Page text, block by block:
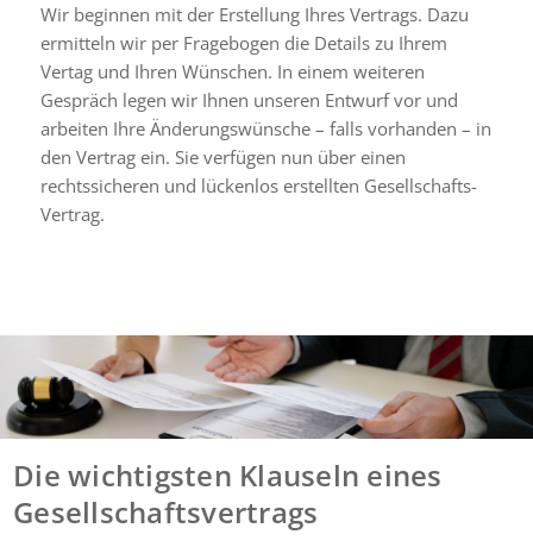
Wir beginnen mit der Erstellung Ihres Vertrags. Dazu
ermitteln wir per Fragebogen die Details zu Ihrem
Vertag und Ihren Wünschen. In einem weiteren
Gespräch legen wir Ihnen unseren Entwurf vor und
arbeiten Ihre Änderungswünsche – falls vorhanden – in
den Vertrag ein. Sie verfügen nun über einen
rechtssicheren und lückenlos erstellten Gesellschafts-
Vertrag.
Die wichtigsten Klauseln eines
Gesellschaftsvertrags